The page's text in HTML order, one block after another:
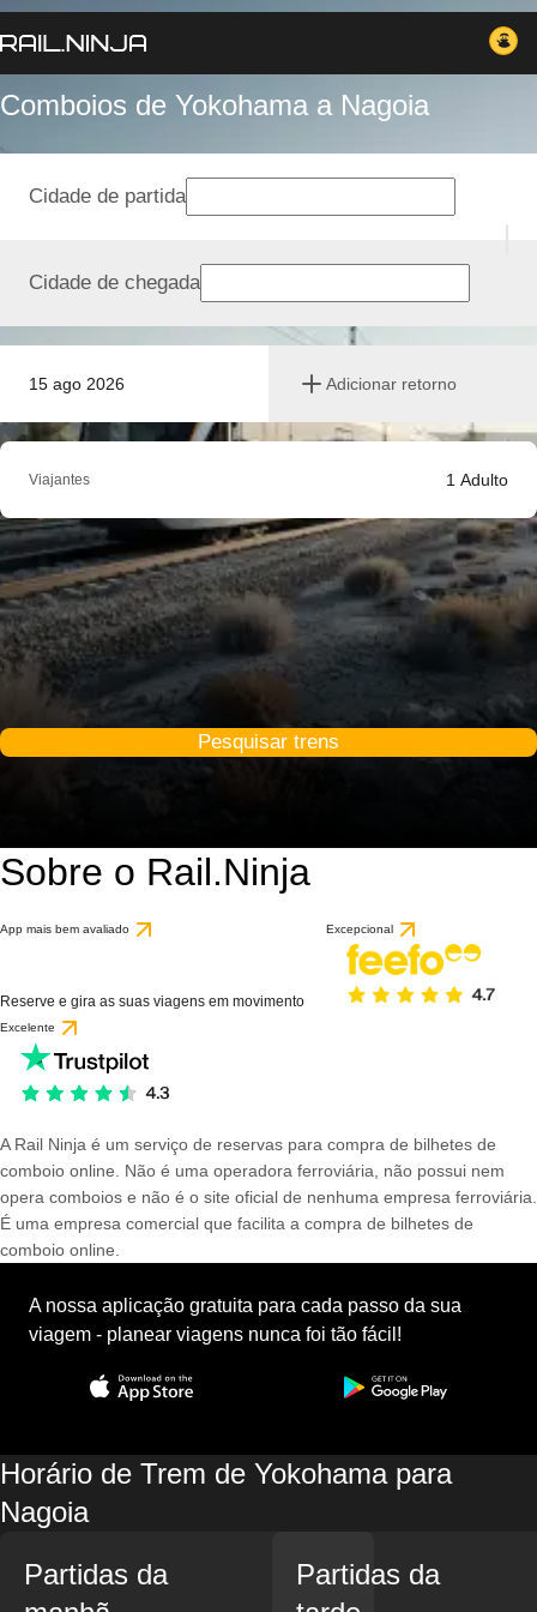
Comboios de Yokohama a Nagoia
15 ago 2026 Adicionar retorno
Cidade de partida
Cidade de chegada
Viajantes 1 Adulto
Pesquisar trens
Sobre o Rail.Ninja
App mais bem avaliado
Reserve e gira as suas viagens em movimento
Excepcional
Excelente
A Rail Ninja é um serviço de reservas para compra de bilhetes de
comboio online. Não é uma operadora ferroviária, não possui nem
opera comboios e não é o site oficial de nenhuma empresa ferroviária.
É uma empresa comercial que facilita a compra de bilhetes de
comboio online.
A nossa aplicação gratuita para cada passo da sua
viagem - planear viagens nunca foi tão fácil!
Horário de Trem de Yokohama para
Nagoia
Partidas da
Partidas da